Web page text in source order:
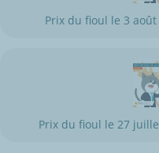
Prix du fioul le 3
Prix du fioul le 27